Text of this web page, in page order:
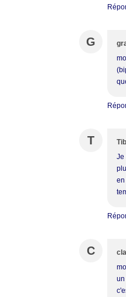
G
T
Je
en
C
un